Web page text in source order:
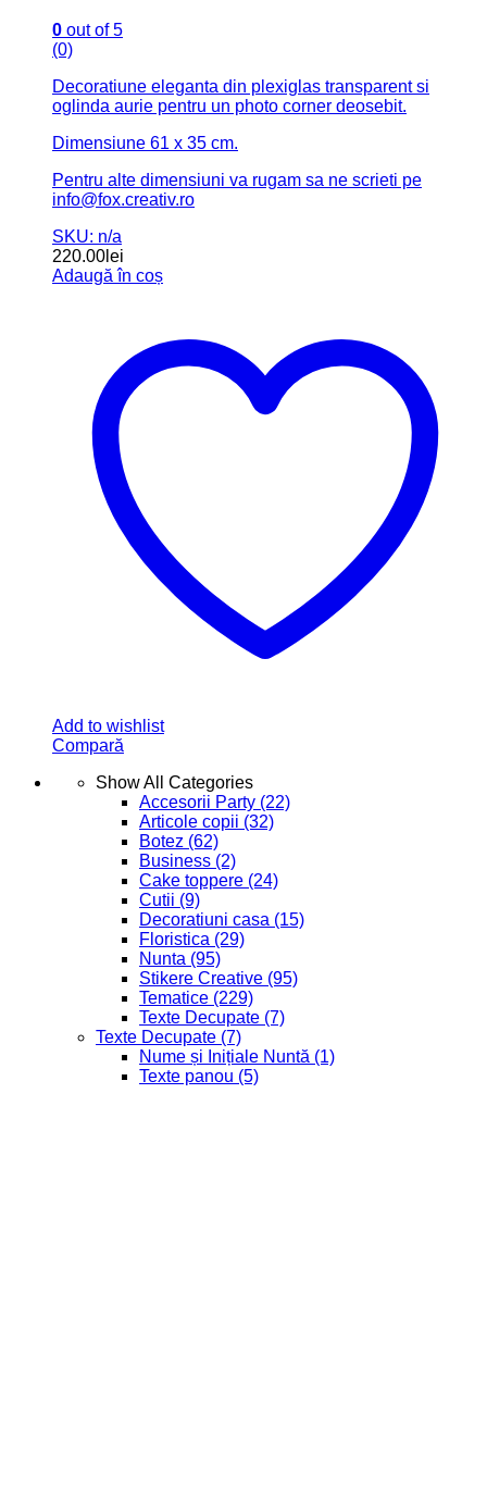
0 out of 5
(0)
Decoratiune eleganta din plexiglas transparent si
oglinda aurie pentru un photo corner deosebit.
Dimensiune 61 x 35 cm.
Pentru alte dimensiuni va rugam sa ne scrieti pe
info@fox.creativ.ro
SKU: n/a
220.00 lei
Adaugă în coș
Add to wishlist
Compară
Show All Categories
Accesorii Party (22)
Articole copii (32)
Botez (62)
Business (2)
Cake toppere (24)
Cutii (9)
Decoratiuni casa (15)
Floristica (29)
Nunta (95)
Stikere Creative (95)
Tematice (229)
Texte Decupate (7)
Texte Decupate (7)
Nume și Inițiale Nuntă (1)
Texte panou (5)